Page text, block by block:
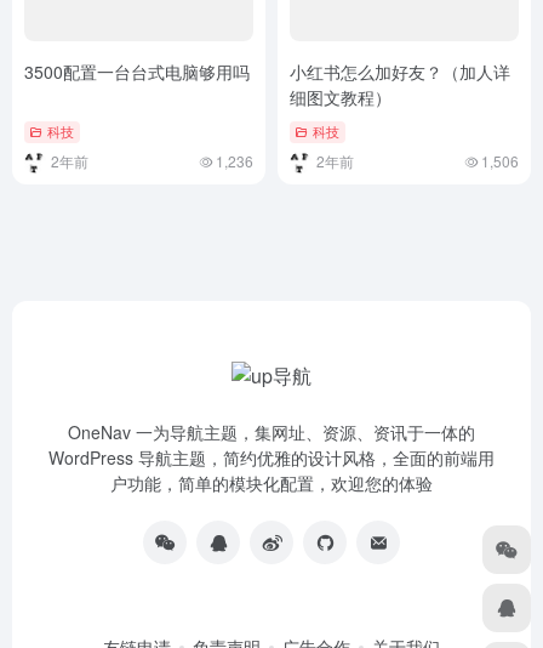
3500配置一台台式电脑够用吗
科技
2年前 1,236
小红书怎么加好友？（加人详
细图文教程）
科技
2年前 1,506
OneNav 一为导航主题，集网址、资源、资讯于一体的
WordPress 导航主题，简约优雅的设计风格，全面的前端用
户功能，简单的模块化配置，欢迎您的体验